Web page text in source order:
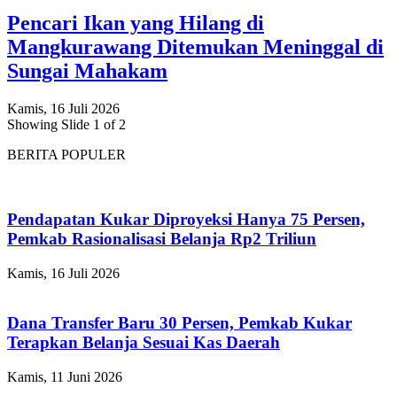
Pencari Ikan yang Hilang di
Mangkurawang Ditemukan Meninggal di
Sungai Mahakam
Kamis, 16 Juli 2026
Showing Slide 1 of 2
BERITA POPULER
Pendapatan Kukar Diproyeksi Hanya 75 Persen,
Pemkab Rasionalisasi Belanja Rp2 Triliun
Kamis, 16 Juli 2026
Dana Transfer Baru 30 Persen, Pemkab Kukar
Terapkan Belanja Sesuai Kas Daerah
Kamis, 11 Juni 2026